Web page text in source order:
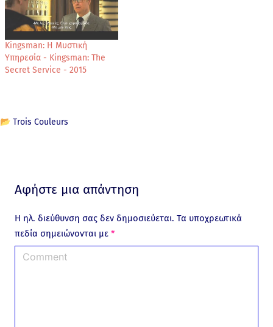
Kingsman: Η Μυστική
Υπηρεσία - Kingsman: The
Secret Service - 2015
📂 Trois Couleurs
Αφήστε μια απάντηση
Η ηλ. διεύθυνση σας δεν δημοσιεύεται. Τα υποχρεωτικά
πεδία σημειώνονται με *